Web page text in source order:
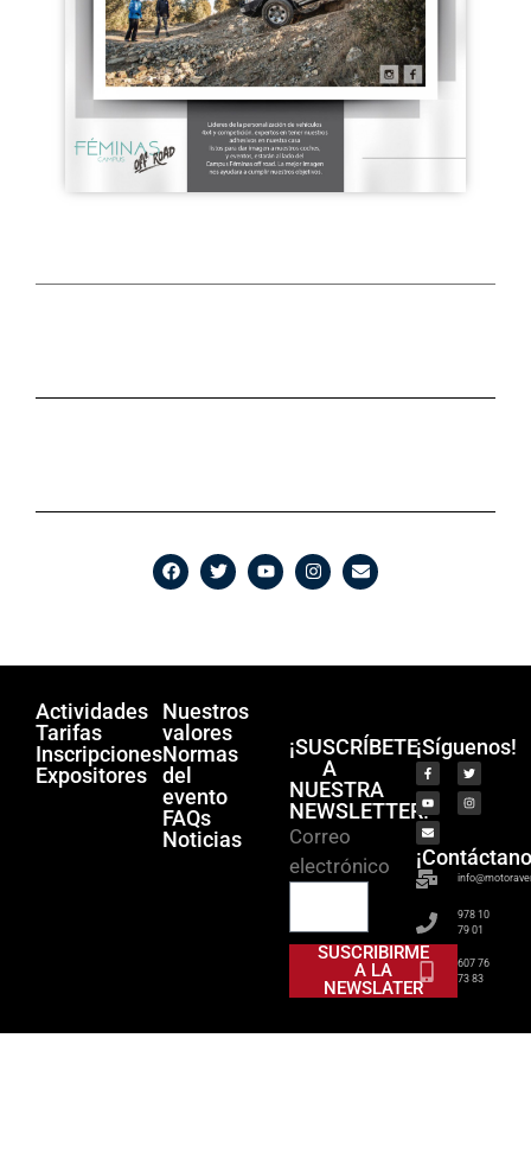
Actividades
Tarifas
Inscripciones
Expositores
Nuestros
valores
Normas
del
evento
FAQs
Noticias
¡SUSCRÍBETE
A
NUESTRA
NEWSLETTER!
Correo
electrónico
SUSCRIBIRME
A LA
NEWSLATER
¡Síguenos!
978 10
79 01
607 76
73 83